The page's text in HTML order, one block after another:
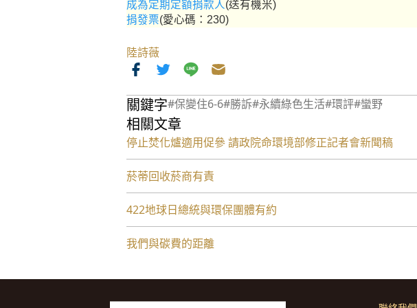
成為定期定額捐款人 (送有機米)
捐發票(愛心碼：230)
陸詩薇
關鍵字#保變住6-6#勝訴#永續綠色生活#環評#蠻野
相關文章
停止焚化爐適用促參 請政院命環境部修正記者會新聞稿
菸蒂回收菸商有責
422地球日總統與環保團體有約
我們與碳費的距離